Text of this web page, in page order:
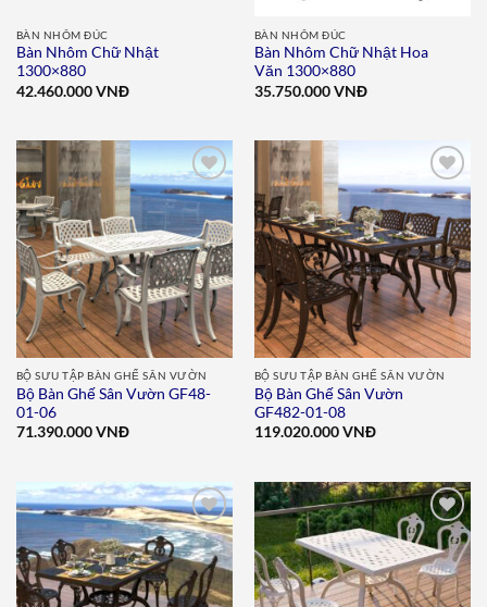
BÀN NHÔM ĐÚC
Bàn Nhôm Chữ Nhật
1300×880
42.460.000VNĐ
BÀN NHÔM ĐÚC
Bàn Nhôm Chữ Nhật Hoa
Văn 1300×880
35.750.000VNĐ
Add to
wishlist
BỘ SƯU TẬP BÀN GHẾ SÂN VƯỜN
Bộ Bàn Ghế Sân Vườn GF48-
01-06
71.390.000VNĐ
Add to
wishlist
BỘ SƯU TẬP BÀN GHẾ SÂN VƯỜN
Bộ Bàn Ghế Sân Vườn
GF482-01-08
119.020.000VNĐ
Add to
wishlist
Add to
wishlist